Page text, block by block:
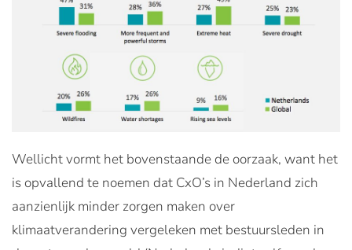
Wellicht vormt het bovenstaande de oorzaak, want het
is opvallend te noemen dat CxO’s in Nederland zich
aanzienlijk minder zorgen maken over
klimaatverandering vergeleken met bestuursleden in